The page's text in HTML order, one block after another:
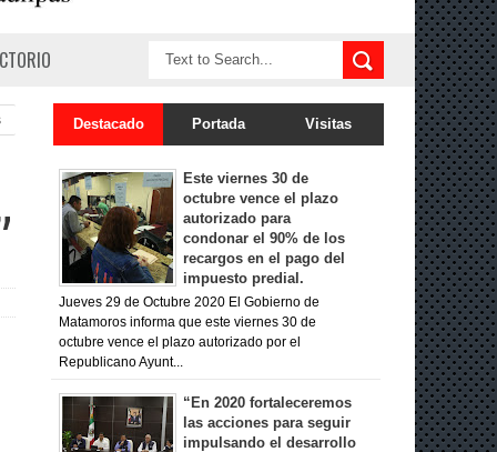
Destacado Portada Visitas
Este viernes 30 de
octubre vence el plazo
autorizado para
condonar el 90% de los
recargos en el pago del
impuesto predial.
Jueves 29 de Octubre 2020 El Gobierno de
Matamoros informa que este viernes 30 de
octubre vence el plazo autorizado por el
Republicano Ayunt...
“En 2020 fortaleceremos
las acciones para seguir
impulsando el desarrollo